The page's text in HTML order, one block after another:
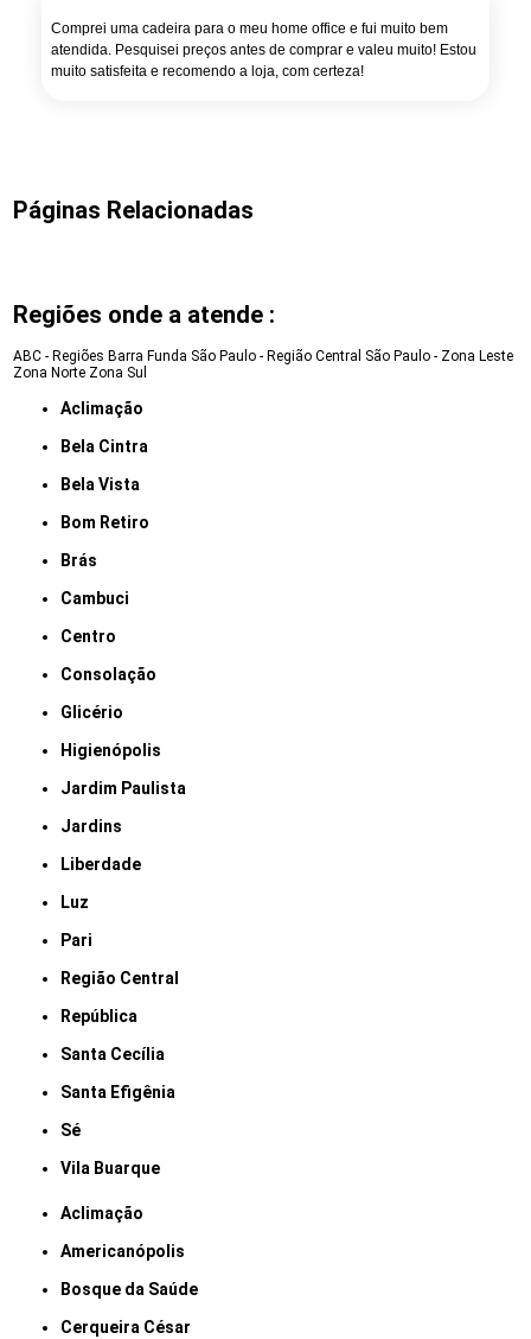
Comprei uma cadeira para o meu home office e fui muito bem
atendida. Pesquisei preços antes de comprar e valeu muito! Estou
muito satisfeita e recomendo a loja, com certeza!
Páginas Relacionadas
Regiões onde a atende :
ABC - Regiões Barra Funda São Paulo - Região Central São Paulo - Zona Leste
Zona Norte Zona Sul
Aclimação
Bela Cintra
Bela Vista
Bom Retiro
Brás
Cambuci
Centro
Consolação
Glicério
Higienópolis
Jardim Paulista
Jardins
Liberdade
Luz
Pari
Região Central
República
Santa Cecília
Santa Efigênia
Sé
Vila Buarque
Aclimação
Americanópolis
Bosque da Saúde
Cerqueira César